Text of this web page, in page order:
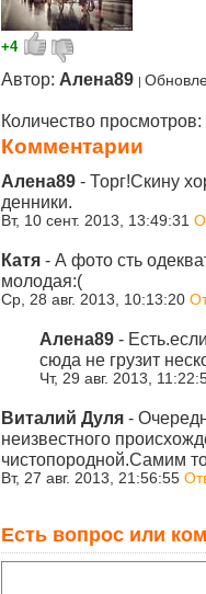
+4
Автор: Алена89
Количество просмотров:
Комментарии
Алена89 - Торг!Скину
денники.
Вт, 10 сент. 2013, 13:49:31
Катя - А фото сть
молодая:(
Ср, 28 авг. 2013, 10:13:20
Алена89 -
сюда не грузит
Чт, 29 авг. 2013,
Виталий Дуля -
неизвестного
чистопородной.Самим
Вт, 27 авг. 2013, 21:56:55
Есть вопрос или